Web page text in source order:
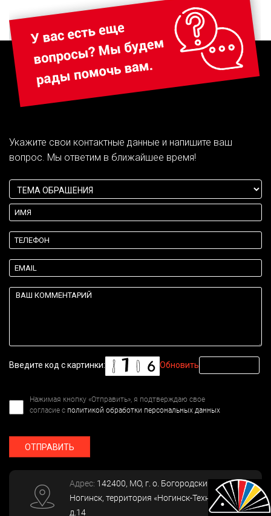
Укажите свои контактные данные и напишите ваш
вопрос. Мы ответим в ближайшее время!
Введите код с картинки: Обновить
Нажимая кнопку «Отправить», я подтверждаю свое
согласие с политикой обработки персональных данных
ОТПРАВИТЬ
Адрес: 142400, МО, г. о. Богородский, г.
Ногинск, территория «Ногинск-Технопарк»,
д.14